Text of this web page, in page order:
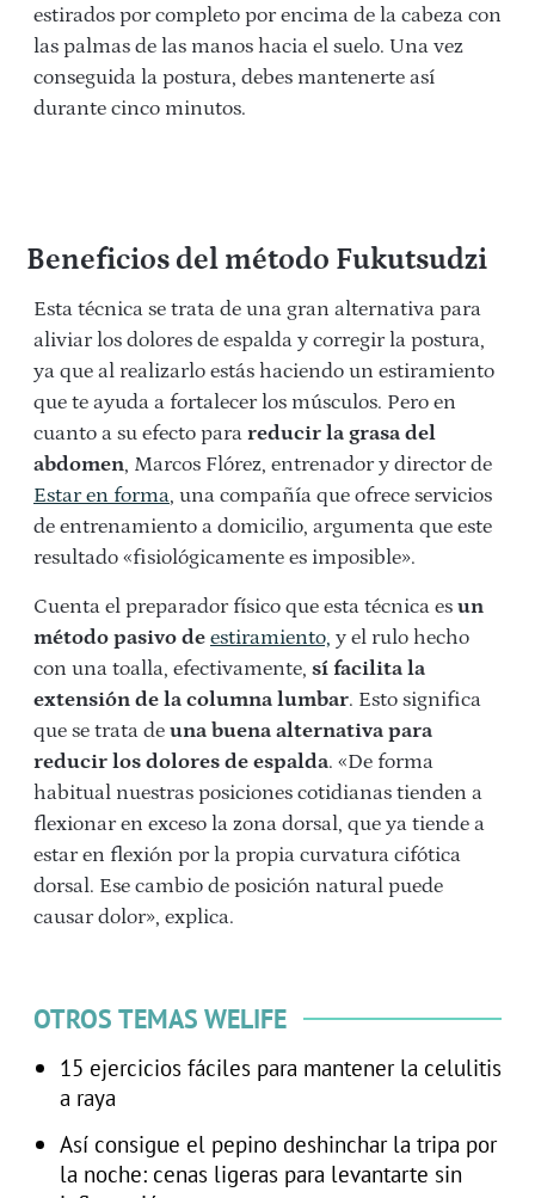
estirados por completo por encima de la cabeza con
las palmas de las manos hacia el suelo. Una vez
conseguida la postura, debes mantenerte así
durante cinco minutos.
Beneficios del método Fukutsudzi
Esta técnica se trata de una gran alternativa para
aliviar los dolores de espalda y corregir la postura,
ya que al realizarlo estás haciendo un estiramiento
que te ayuda a fortalecer los músculos. Pero en
cuanto a su efecto para reducir la grasa del
abdomen, Marcos Flórez, entrenador y director de
Estar en forma, una compañía que ofrece servicios
de entrenamiento a domicilio, argumenta que este
resultado «fisiológicamente es imposible».
Cuenta el preparador físico que esta técnica es un
método pasivo de estiramiento, y el rulo hecho
con una toalla, efectivamente, sí facilita la
extensión de la columna lumbar. Esto significa
que se trata de una buena alternativa para
reducir los dolores de espalda. «De forma
habitual nuestras posiciones cotidianas tienden a
flexionar en exceso la zona dorsal, que ya tiende a
estar en flexión por la propia curvatura cifótica
dorsal. Ese cambio de posición natural puede
causar dolor», explica.
OTROS TEMAS WELIFE
15 ejercicios fáciles para mantener la celulitis
a raya
Así consigue el pepino deshinchar la tripa por
la noche: cenas ligeras para levantarte sin